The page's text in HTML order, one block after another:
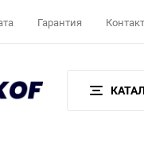
Гарантия